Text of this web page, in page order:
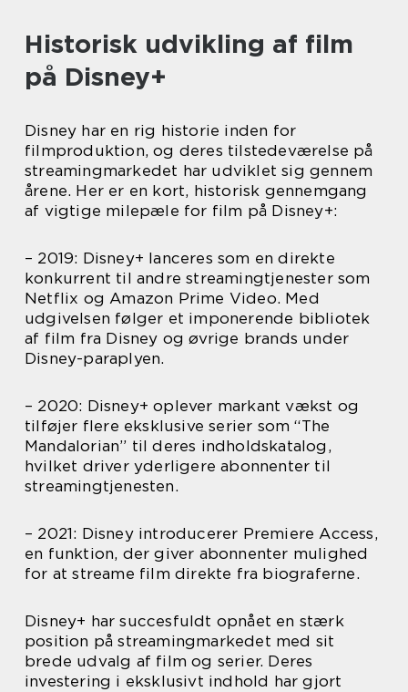
Historisk udvikling af film
på Disney+
Disney har en rig historie inden for
filmproduktion, og deres tilstedeværelse på
streamingmarkedet har udviklet sig gennem
årene. Her er en kort, historisk gennemgang
af vigtige milepæle for film på Disney+:
– 2019: Disney+ lanceres som en direkte
konkurrent til andre streamingtjenester som
Netflix og Amazon Prime Video. Med
udgivelsen følger et imponerende bibliotek
af film fra Disney og øvrige brands under
Disney-paraplyen.
– 2020: Disney+ oplever markant vækst og
tilføjer flere eksklusive serier som “The
Mandalorian” til deres indholdskatalog,
hvilket driver yderligere abonnenter til
streamingtjenesten.
– 2021: Disney introducerer Premiere Access,
en funktion, der giver abonnenter mulighed
for at streame film direkte fra biograferne.
Disney+ har succesfuldt opnået en stærk
position på streamingmarkedet med sit
brede udvalg af film og serier. Deres
investering i eksklusivt indhold har gjort